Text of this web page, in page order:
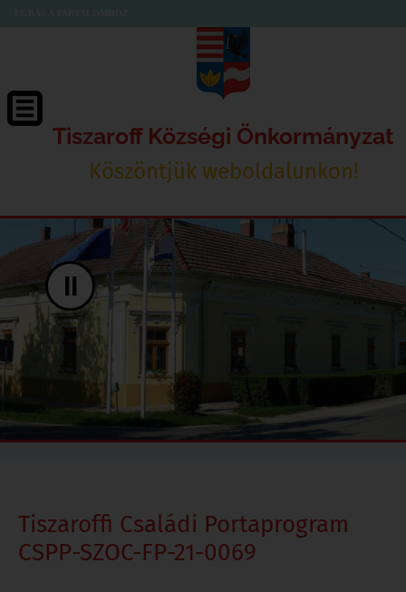
Tiszaroff Községi Önkormányzat
Köszöntjük weboldalunkon!
II
Tiszaroffi Családi Portaprogram
CSPP-SZOC-FP-21-0069